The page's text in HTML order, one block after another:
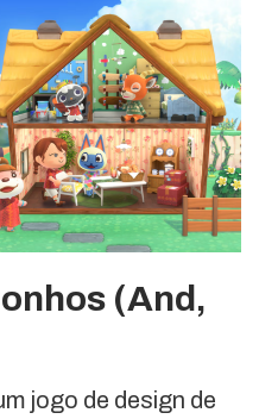
(And,
jogo de design de